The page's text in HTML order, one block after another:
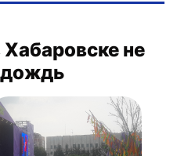
не
дождь